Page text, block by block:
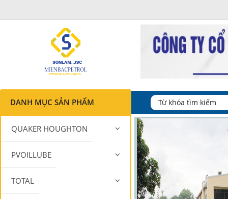
DANH MỤC SẢN PHẨM
QUAKER HOUGHTON
PVOILLUBE
TOTAL